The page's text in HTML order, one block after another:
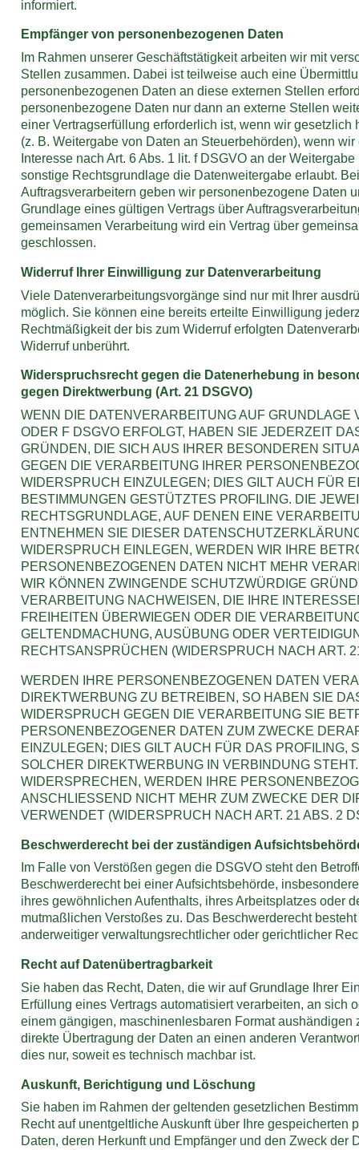
informiert.
Empfänger von personenbezogenen Daten
Im Rahmen unserer Geschäftstätigkeit arbeiten wir mit
Stellen zusammen. Dabei ist teilweise auch eine
personenbezogenen Daten an diese externen Stellen
personenbezogene Daten nur dann an externe Stellen
einer Vertragserfüllung erforderlich ist, wenn wir gesetzlich
(z. B. Weitergabe von Daten an Steuerbehörden), wenn
Interesse nach Art. 6 Abs. 1 lit. f DSGVO an der
sonstige Rechtsgrundlage die Datenweitergabe erlaubt.
Auftragsverarbeitern geben wir personenbezogene Daten
Grundlage eines gültigen Vertrags über
gemeinsamen Verarbeitung wird ein Vertrag über
geschlossen.
Widerruf Ihrer Einwilligung zur Datenverarbeitung
Viele Datenverarbeitungsvorgänge sind nur mit Ihrer
möglich. Sie können eine bereits erteilte Einwilligung
Rechtmäßigkeit der bis zum Widerruf erfolgten
Widerruf unberührt.
Widerspruchsrecht gegen die Datenerhebung in
gegen Direktwerbung (Art. 21 DSGVO)
WENN DIE DATENVERARBEITUNG AUF GRUNDLAGE
ODER F DSGVO ERFOLGT, HABEN SIE JEDERZEIT
GRÜNDEN, DIE SICH AUS IHRER BESONDEREN
GEGEN DIE VERARBEITUNG IHRER
WIDERSPRUCH EINZULEGEN; DIES GILT AUCH FÜR
BESTIMMUNGEN GESTÜTZTES PROFILING. DIE
RECHTSGRUNDLAGE, AUF DENEN EINE
ENTNEHMEN SIE DIESER
WIDERSPRUCH EINLEGEN, WERDEN WIR IHRE
PERSONENBEZOGENEN DATEN NICHT MEHR
WIR KÖNNEN ZWINGENDE SCHUTZWÜRDIGE
VERARBEITUNG NACHWEISEN, DIE IHRE
FREIHEITEN ÜBERWIEGEN ODER DIE
GELTENDMACHUNG, AUSÜBUNG ODER
RECHTSANSPRÜCHEN (WIDERSPRUCH NACH ART.
WERDEN IHRE PERSONENBEZOGENEN DATEN
DIREKTWERBUNG ZU BETREIBEN, SO HABEN SIE
WIDERSPRUCH GEGEN DIE VERARBEITUNG SIE
PERSONENBEZOGENER DATEN ZUM ZWECKE
EINZULEGEN; DIES GILT AUCH FÜR DAS PROFILING,
SOLCHER DIREKTWERBUNG IN VERBINDUNG
WIDERSPRECHEN, WERDEN IHRE
ANSCHLIESSEND NICHT MEHR ZUM ZWECKE DER
VERWENDET (WIDERSPRUCH NACH ART. 21 ABS. 2
Beschwerde­recht bei der zuständigen
Im Falle von Verstößen gegen die DSGVO steht den
Beschwerderecht bei einer Aufsichtsbehörde,
ihres gewöhnlichen Aufenthalts, ihres Arbeitsplatzes oder
mutmaßlichen Verstoßes zu. Das Beschwerderecht
anderweitiger verwaltungsrechtlicher oder gerichtlicher
Recht auf Daten­übertrag­barkeit
Sie haben das Recht, Daten, die wir auf Grundlage Ihrer
Erfüllung eines Vertrags automatisiert verarbeiten, an sich
einem gängigen, maschinenlesbaren Format aushändigen
direkte Übertragung der Daten an einen anderen
dies nur, soweit es technisch machbar ist.
Auskunft, Berichtigung und Löschung
Sie haben im Rahmen der geltenden gesetzlichen
Recht auf unentgeltliche Auskunft über Ihre gespeicherten
Daten, deren Herkunft und Empfänger und den Zweck der